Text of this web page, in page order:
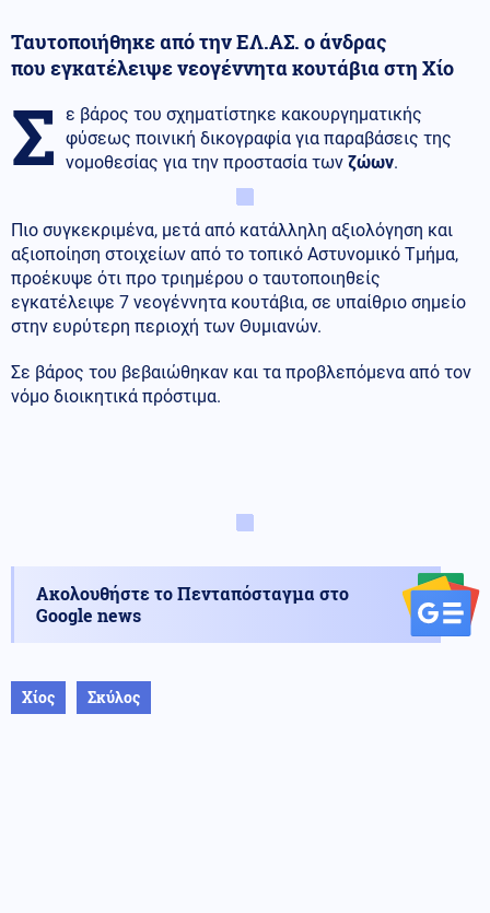
Ταυτοποιήθηκε από την ΕΛ.ΑΣ. ο άνδρας
που εγκατέλειψε νεογέννητα κουτάβια στη Χίο
Σ ε βάρος του σχηματίστηκε κακουργηματικής
φύσεως ποινική δικογραφία για παραβάσεις της
νομοθεσίας για την προστασία των ζώων.
Πιο συγκεκριμένα, μετά από κατάλληλη αξιολόγηση και
αξιοποίηση στοιχείων από το τοπικό Αστυνομικό Τμήμα,
προέκυψε ότι προ τριημέρου ο ταυτοποιηθείς
εγκατέλειψε 7 νεογέννητα κουτάβια, σε υπαίθριο σημείο
στην ευρύτερη περιοχή των Θυμιανών.
Σε βάρος του βεβαιώθηκαν και τα προβλεπόμενα από τον
νόμο διοικητικά πρόστιμα.
Ακολουθήστε το Πενταπόσταγμα στο
Google news
Χίος Σκύλος